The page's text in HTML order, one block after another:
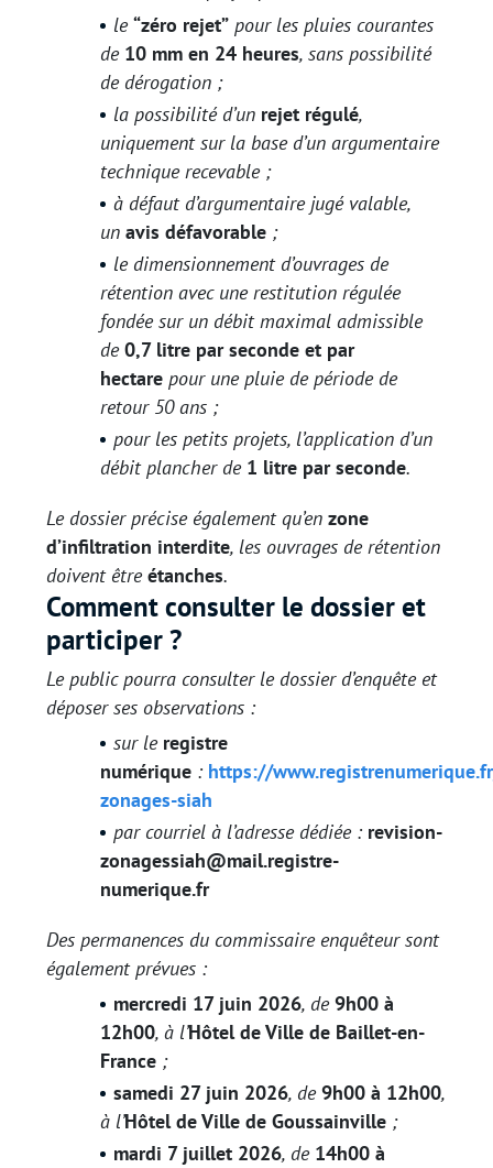
le“zéro rejet” pour les pluies courantes
de 10 mm en 24 heures, sans possibilité
de dérogation ;
la possibilité d’un rejet régulé,
uniquement sur la base d’un argumentaire
technique recevable ;
à défaut d’argumentaire jugé valable,
unavis défavorable ;
le dimensionnement d’ouvrages de
rétention avec une restitution régulée
fondée sur un débit maximal admissible
de0,7 litre par seconde et par
hectare pour une pluie de période de
retour 50 ans ;
pour les petits projets, l’application d’un
débit plancher de 1 litre par seconde.
Le dossier précise également qu’enzone
d’infiltration interdite, les ouvrages de rétention
doivent êtreétanches.
Comment consulter le dossier et
participer ?
Le public pourra consulter le dossier d’enquête et
déposer ses observations :
sur le registre
numérique : https://
zonages-siah
par courriel à l’adresse dédiée : revision-
zonagessiah@mail.registre-
numerique.fr
Des permanences du commissaire enquêteur sont
également prévues :
mercredi 17 juin 2026, de9h00 à
12h00, à l’Hôtel de Ville de Baillet-en-
France ;
samedi 27 juin 2026, de9h00 à 12h00,
à l’Hôtel de Ville de Goussainville ;
mardi 7 juillet 2026, de 14h00 à